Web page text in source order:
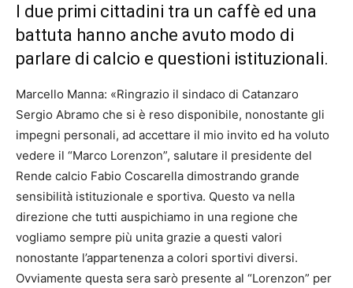
I due primi cittadini tra un caffè ed una
battuta hanno anche avuto modo di
parlare di calcio e questioni istituzionali.
Marcello Manna: «Ringrazio il sindaco di Catanzaro
Sergio Abramo che si è reso disponibile, nonostante gli
impegni personali, ad accettare il mio invito ed ha voluto
vedere il “Marco Lorenzon”, salutare il presidente del
Rende calcio Fabio Coscarella dimostrando grande
sensibilità istituzionale e sportiva. Questo va nella
direzione che tutti auspichiamo in una regione che
vogliamo sempre più unita grazie a questi valori
nonostante l’appartenenza a colori sportivi diversi.
Ovviamente questa sera sarò presente al “Lorenzon” per